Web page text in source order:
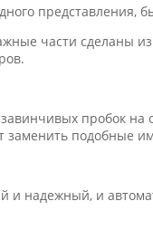
представления,
части сделаны
пробок
заменить
и надежный, и